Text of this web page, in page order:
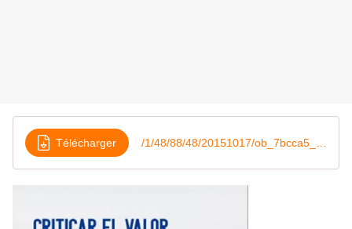
Télécharger